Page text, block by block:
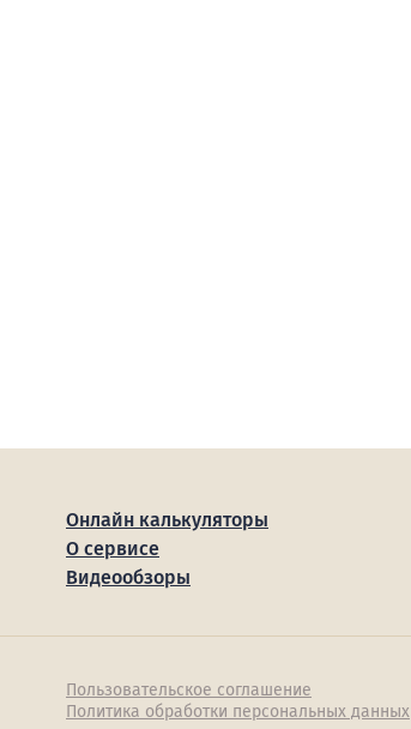
Онлайн калькуляторы
О сервисе
Видеообзоры
Пользовательское соглашение
Политика обработки персональных данных